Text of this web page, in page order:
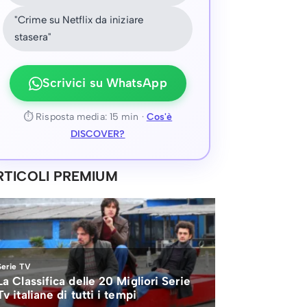
"Crime su Netflix da iniziare
stasera"
Scrivici su WhatsApp
⏱ Risposta media: 15 min · Cos'è
DISCOVER?
PREMIUM